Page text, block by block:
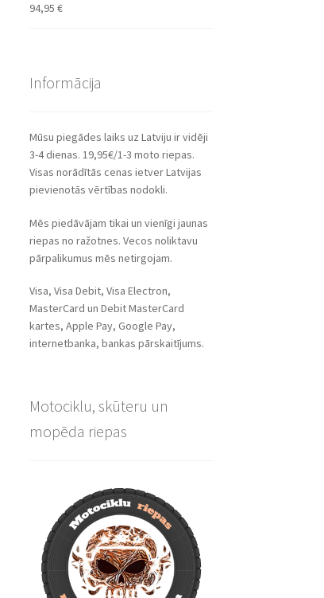
94,95 €
Informācija
Mūsu piegādes laiks uz Latviju ir vidēji
3-4 dienas. 19,95€/1-3 moto riepas.
Visas norādītās cenas ietver Latvijas
pievienotās vērtības nodokli.
Mēs piedāvājam tikai un vienīgi jaunas
riepas no ražotnes. Vecos noliktavu
pārpalikumus mēs netirgojam.
Visa, Visa Debit, Visa Electron,
MasterCard un Debit MasterCard
kartes, Apple Pay, Google Pay,
internetbanka, bankas pārskaitījums.
Motociklu, skūteru un
mopēda riepas